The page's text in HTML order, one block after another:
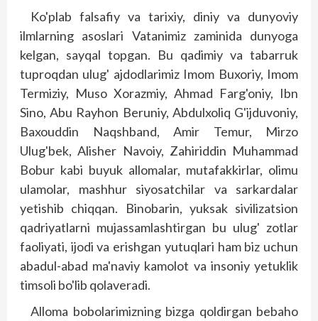
Ko'plab falsafiy va tarixiy, diniy va dunyoviy
ilmlarning asoslari Vatanimiz zaminida dunyoga
kelgan, sayqal top­gan. Bu qadimiy va tabarruk
tuproqdan ulug' ajdodlarimiz Imom Buxoriy, Imom
Termiziy, Muso Xorazmiy, Ahmad Farg'oniy, Ibn
Sino, Abu Rayhon Beruniy, Abdulxoliq G'ijduvoniy,
Baxouddin Naqshband, Amir Temur, Mirzo
Ulug'bek, Alisher Navoiy, Zahiriddin Muhammad
Bobur kabi buyuk allomalar, mutafakkirlar, olimu
ulamolar, mashhur siyosatchilar va sarkardalar
yetishib chiqqan. Binobarin, yuksak sivilizatsion
qadriyatlarni mujassamlashtirgan bu ulug' zotlar
faoliyati, ijodi va erishgan yutuqlari ham biz uchun
abadul-abad ma'naviy kamolot va insoniy yetuklik
timsoli bo'lib qolaveradi.
Alloma bobolarimizning bizga qoldirgan bebaho